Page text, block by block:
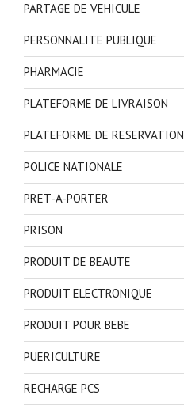
PARTAGE DE VEHICULE
PERSONNALITE PUBLIQUE
PHARMACIE
PLATEFORME DE LIVRAISON
PLATEFORME DE RESERVATION
POLICE NATIONALE
PRET-A-PORTER
PRISON
PRODUIT DE BEAUTE
PRODUIT ELECTRONIQUE
PRODUIT POUR BEBE
PUERICULTURE
RECHARGE PCS